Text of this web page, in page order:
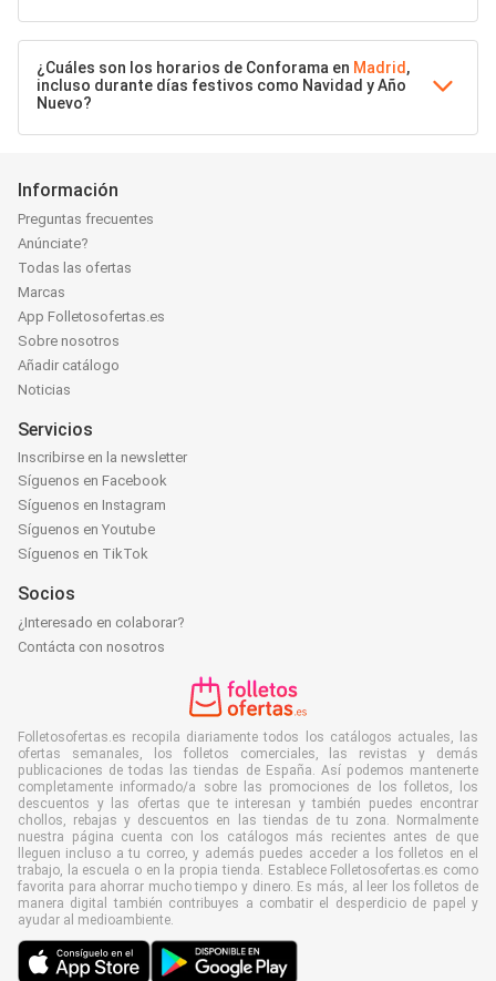
¿Cuáles son los horarios de Conforama en Madrid ,
incluso durante días festivos como Navidad y Año
Nuevo?
Información
Preguntas frecuentes
Anúnciate?
Todas las ofertas
Marcas
App Folletosofertas.es
Sobre nosotros
Añadir catálogo
Noticias
Servicios
Inscribirse en la newsletter
Síguenos en Facebook
Síguenos en Instagram
Síguenos en Youtube
Síguenos en TikTok
Socios
¿Interesado en colaborar?
Contácta con nosotros
Folletosofertas.es recopila diariamente todos los catálogos actuales, las
ofertas semanales, los folletos comerciales, las revistas y demás
publicaciones de todas las tiendas de España. Así podemos mantenerte
completamente informado/a sobre las promociones de los folletos, los
descuentos y las ofertas que te interesan y también puedes encontrar
chollos, rebajas y descuentos en las tiendas de tu zona. Normalmente
nuestra página cuenta con los catálogos más recientes antes de que
lleguen incluso a tu correo, y además puedes acceder a los folletos en el
trabajo, la escuela o en la propia tienda. Establece Folletosofertas.es como
favorita para ahorrar mucho tiempo y dinero. Es más, al leer los folletos de
manera digital también contribuyes a combatir el desperdicio de papel y
ayudar al medioambiente.